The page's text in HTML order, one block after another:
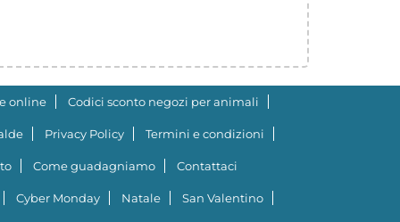
online Codici sconto negozi per animali
Privacy Policy Termini e condizioni
Come guadagniamo Contattaci
Cyber Monday Natale San Valentino